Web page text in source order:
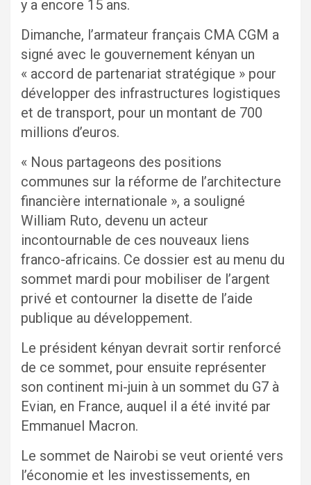
y a encore 15 ans.
Dimanche, l’armateur français CMA CGM a
signé avec le gouvernement kényan un
« accord de partenariat stratégique » pour
développer des infrastructures logistiques
et de transport, pour un montant de 700
millions d’euros.
« Nous partageons des positions
communes sur la réforme de l’architecture
financière internationale », a souligné
William Ruto, devenu un acteur
incontournable de ces nouveaux liens
franco-africains. Ce dossier est au menu du
sommet mardi pour mobiliser de l’argent
privé et contourner la disette de l’aide
publique au développement.
Le président kényan devrait sortir renforcé
de ce sommet, pour ensuite représenter
son continent mi-juin à un sommet du G7 à
Evian, en France, auquel il a été invité par
Emmanuel Macron.
Le sommet de Nairobi se veut orienté vers
l’économie et les investissements, en